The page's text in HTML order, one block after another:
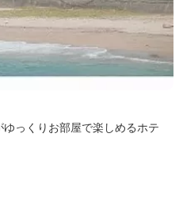
っくりお部屋で楽しめるホテ